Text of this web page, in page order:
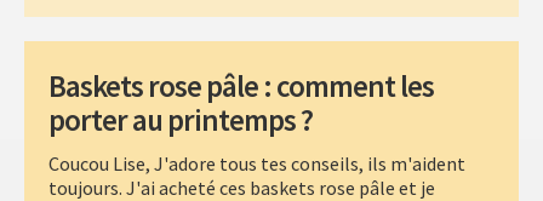
Baskets rose pâle : comment les
porter au printemps ?
Coucou Lise, J'adore tous tes conseils, ils m'aident
toujours. J'ai acheté ces baskets rose pâle et je